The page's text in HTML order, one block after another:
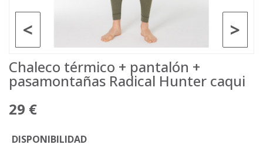
>
<
Chaleco térmico + pantalón +
pasamontañas Radical Hunter caqui
29 €
DISPONIBILIDAD